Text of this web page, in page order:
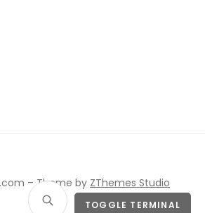
–Theme by ZThemes Studio
TOGGLE TERMINAL